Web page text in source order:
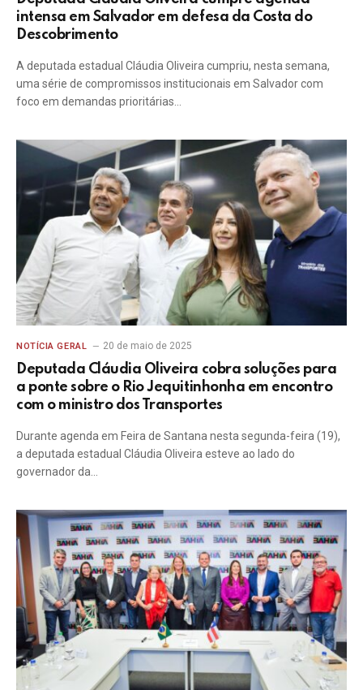
intensa em Salvador em defesa da Costa do
Descobrimento
A deputada estadual Cláudia Oliveira cumpriu, nesta semana,
uma série de compromissos institucionais em Salvador com
foco em demandas prioritárias…
NOTÍCIA GERAL 20 de maio de 2025
Deputada Cláudia Oliveira cobra soluções para
a ponte sobre o Rio Jequitinhonha em encontro
com o ministro dos Transportes
Durante agenda em Feira de Santana nesta segunda-feira (19),
a deputada estadual Cláudia Oliveira esteve ao lado do
governador da…